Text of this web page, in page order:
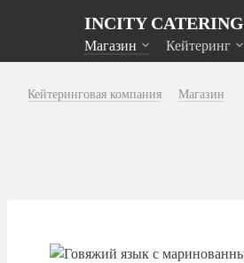
INCITY CATERING
Магазин Кейтеринг
Кейтеринговая компания Магазин